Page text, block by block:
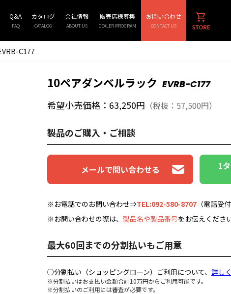
Q&A
FAQ
カタログ
CATALOG
会社情報
ABOUT US
販売店様募集
DEALER PROGRAM
お問い合わせ
CONTACT US
C177
10ペアダンベルラック EVRB-C177
希望小売価格：63,250円 （税抜：57,500円）
製品のご購入・ご相談
メールで問い合わせる 1
※お電話でのお問い合わせ⇒TEL:092-580-8707 （電話受
※お問い合わせの際は、 製品名や製品番号をお伝えください
最大60回までの分割払いもご用意
○分割払い（ショッピングローン）ご利用について、 詳し
※分割払いはお支払い金額合計10万円からご利用可能です。
※分割払いのご利用には審査が必要です。